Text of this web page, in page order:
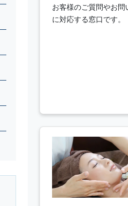
お客様のご質問やお問
に対応する窓口です。